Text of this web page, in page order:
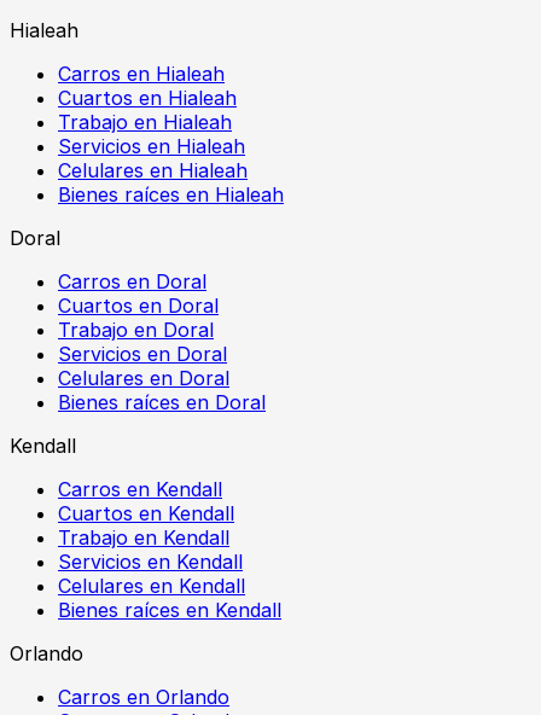
Hialeah
Carros en Hialeah
Cuartos en Hialeah
Trabajo en Hialeah
Servicios en Hialeah
Celulares en Hialeah
Bienes raíces en Hialeah
Doral
Carros en Doral
Cuartos en Doral
Trabajo en Doral
Servicios en Doral
Celulares en Doral
Bienes raíces en Doral
Kendall
Carros en Kendall
Cuartos en Kendall
Trabajo en Kendall
Servicios en Kendall
Celulares en Kendall
Bienes raíces en Kendall
Orlando
Carros en Orlando